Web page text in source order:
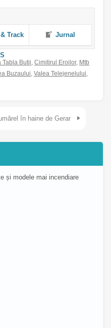
Track Jurnal
Tabla Butii Cimitirul Eroilor, Mtb
Buzaului Valea Telejenelului
în haine de Gerar
și modele mai incendiare